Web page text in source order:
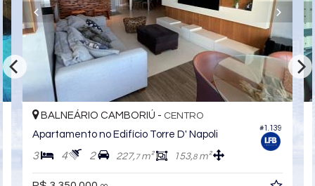
#1.139
BALNEÁRIO CAMBORIÚ - CENTRO
Apartamento no Edifício Torre D' Napoli
3 4 2 227,7m² 153,8m²